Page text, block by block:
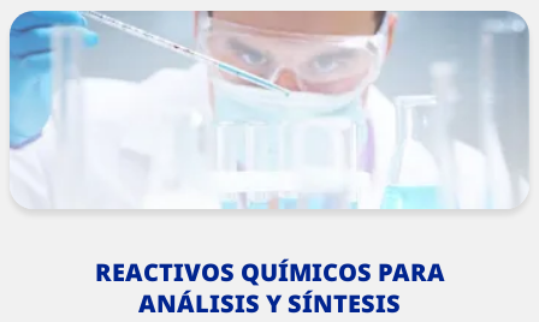
REACTIVOS QUÍMICOS PARA
ANÁLISIS Y SÍNTESIS